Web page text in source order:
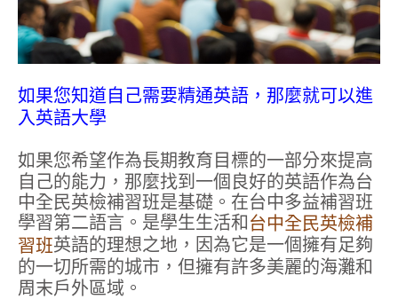
如果您知道自己需要精通英語，那麼就可以進
入英語大學
如果您希望作為長期教育目標的一部分來提高
自己的能力，那麼找到一個良好的英語作為台
中全民英檢補習班是基礎。在台中多益補習班
學習第二語言。是學生生活和 台中全民英檢補
習班英語的理想之地，因為它是一個擁有足夠
的一切所需的城市，但擁有許多美麗的海灘和
周末戶外區域。